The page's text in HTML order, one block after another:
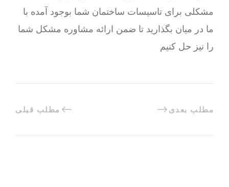
مشکلی برای تاسیسات ساختمان شما بوجود آمده با
ما در میان بگذارید تا ضمن ارائه مشاوره مشکل شما
را نیز حل کنیم
مطلب قبلی مطلب بعدی